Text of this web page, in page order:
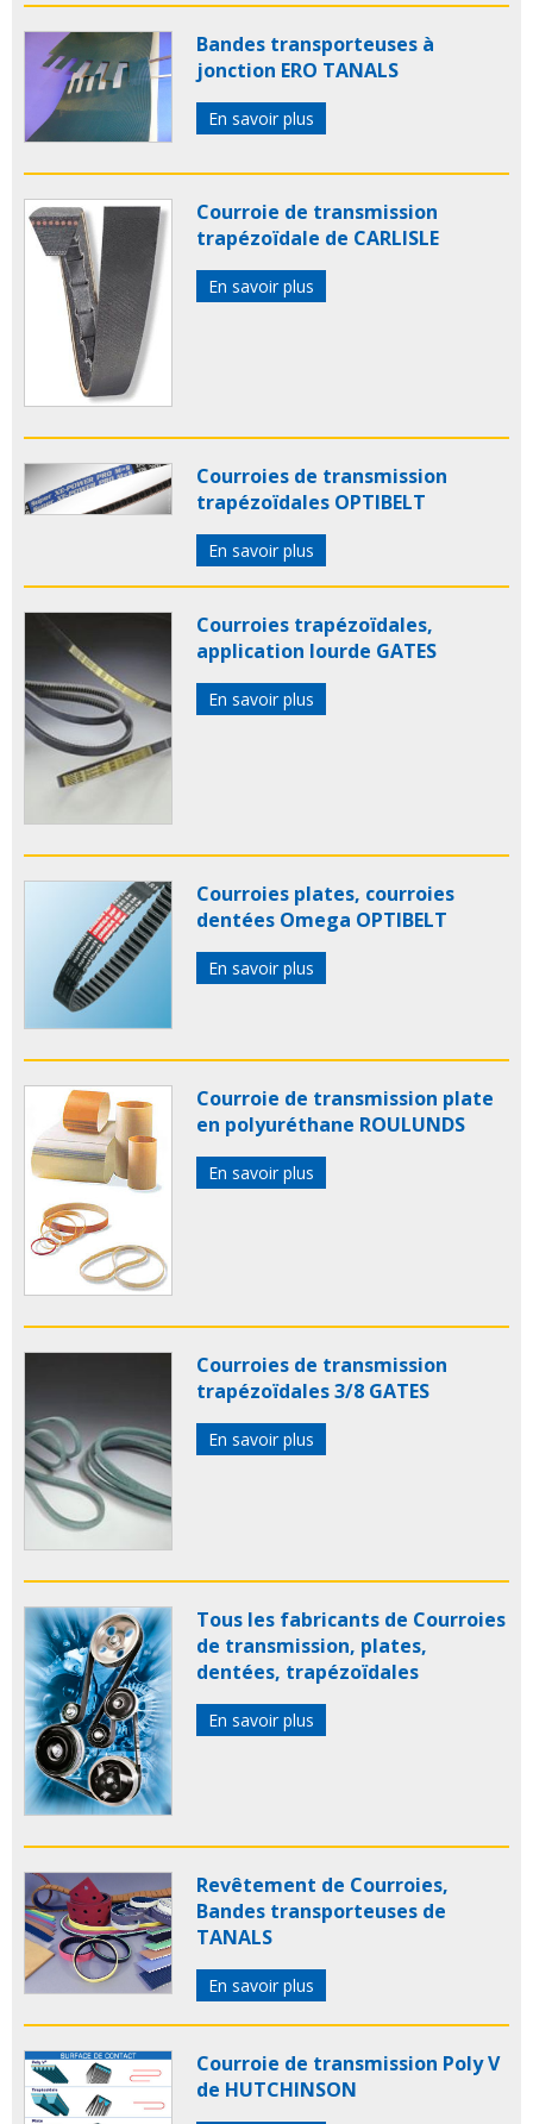
Bandes transporteuses à
jonction ERO TANALS
En savoir plus
Courroie de transmission
trapézoïdale de CARLISLE
En savoir plus
Courroies de transmission
trapézoïdales OPTIBELT
En savoir plus
Courroies trapézoïdales,
application lourde GATES
En savoir plus
Courroies plates, courroies
dentées Omega OPTIBELT
En savoir plus
Courroie de transmission plate
en polyuréthane ROULUNDS
En savoir plus
Courroies de transmission
trapézoïdales 3/8 GATES
En savoir plus
Tous les fabricants de Courroies
de transmission, plates,
dentées, trapézoïdales
En savoir plus
Revêtement de Courroies,
Bandes transporteuses de
TANALS
En savoir plus
Courroie de transmission Poly V
de HUTCHINSON